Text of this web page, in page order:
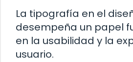
La tipografía en el
desempeña un papel
en la usabilidad y la
usuario.